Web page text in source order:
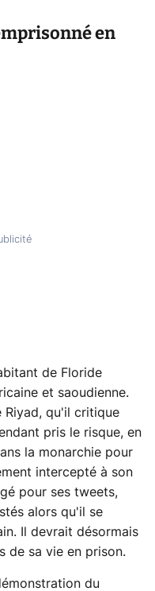
en
de Floride
et saoudienne.
Riyad, qu'il critique
pris le risque, en
la monarchie pour
intercepté à son
pour ses tweets,
alors qu'il se
Il devrait désormais
de sa vie en prison.
du